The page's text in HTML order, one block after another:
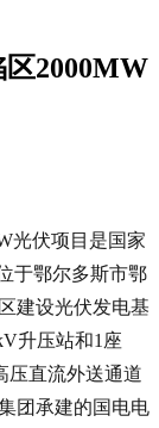
2000MW
光伏项目是国家
于鄂尔多斯市鄂
建设光伏发电基
升压站和1座
压直流外送通道
团承建的国电电